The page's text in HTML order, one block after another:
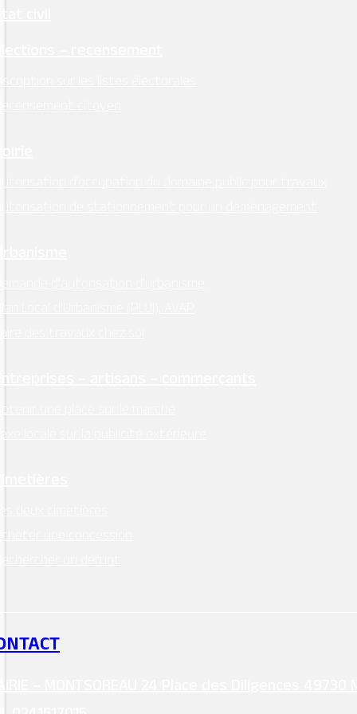
civil
– recensement
sur les listes électorales
citoyen
d’occupation du domaine public pour travaux
de stationnement pour un déménagement
d’autorisation d’urbanisme
Local d’Urbanisme (PLUI), AVAP
des travaux chez soi
– artisans – commerçants
une place sur le marché
locale sur la publicité extérieure
deux cimetières
une concession
un défunt
– MONTSOREAU 24 Place des Diligences